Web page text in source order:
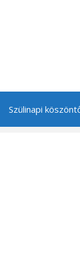
Szülinapi